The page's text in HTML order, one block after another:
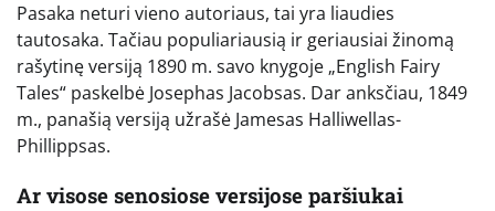
Pasaka neturi vieno autoriaus, tai yra liaudies
tautosaka. Tačiau populiariausią ir geriausiai žinomą
rašytinę versiją 1890 m. savo knygoje „English Fairy
Tales“ paskelbė Josephas Jacobsas. Dar anksčiau, 1849
m., panašią versiją užrašė Jamesas Halliwellas-
Phillippsas.
Ar visose senosiose versijose paršiukai